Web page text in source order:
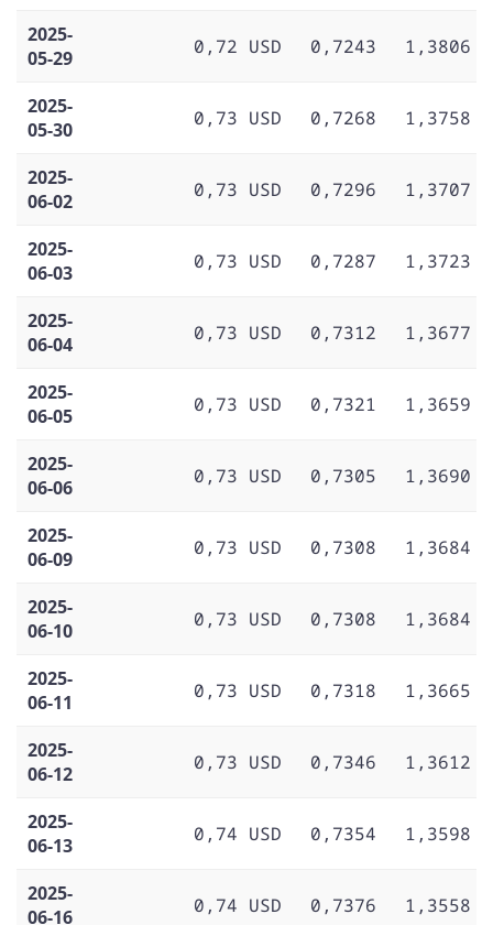
2025-
05-29
0,72 USD 0,7243 1,3806
2025-
05-30
0,73 USD 0,7268 1,3758
2025-
06-02
0,73 USD 0,7296 1,3707
2025-
06-03
0,73 USD 0,7287 1,3723
2025-
06-04
0,73 USD 0,7312 1,3677
2025-
06-05
0,73 USD 0,7321 1,3659
2025-
06-06
0,73 USD 0,7305 1,3690
2025-
06-09
0,73 USD 0,7308 1,3684
2025-
06-10
0,73 USD 0,7308 1,3684
2025-
06-11
0,73 USD 0,7318 1,3665
2025-
06-12
0,73 USD 0,7346 1,3612
2025-
06-13
0,74 USD 0,7354 1,3598
2025-
06-16
0,74 USD 0,7376 1,3558